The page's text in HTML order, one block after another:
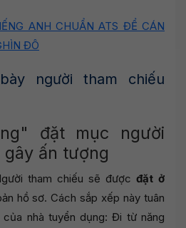
ANH CHUẨN ATS ĐỂ CÁN
ĐÔ
người tham chiếu
đặt mục người
ấn tượng
tham chiếu sẽ được đặt ở
hồ sơ. Cách sắp xếp này tuân
nhà tuyển dụng: Đi từ năng